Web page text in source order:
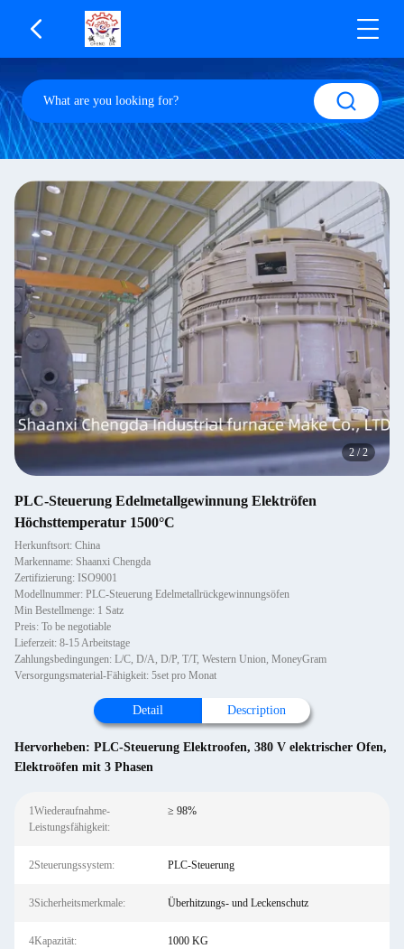
2 /2
PLC-Steuerung Edelmetallgewinnung Elektröfen
Höchsttemperatur 1500°C
Herkunftsort: China
Markenname: Shaanxi Chengda
Zertifizierung: ISO9001
Modellnummer: PLC-Steuerung Edelmetallrückgewinnungsöfen
Min Bestellmenge: 1 Satz
Preis: To be negotiable
Lieferzeit: 8-15 Arbeitstage
Zahlungsbedingungen: L/C, D/A, D/P, T/T, Western Union, MoneyGram
Versorgungsmaterial-Fähigkeit: 5set pro Monat
Detail Description
Hervorheben: PLC-Steuerung Elektroofen, 380 V elektrischer Ofen,
Elektroöfen mit 3 Phasen
1Wiederaufnahme-
Leistungsfähigkeit:
≥ 98%
2Steuerungssystem: PLC-Steuerung
3Sicherheitsmerkmale: Überhitzungs- und Leckenschutz
4Kapazität: 1000 KG